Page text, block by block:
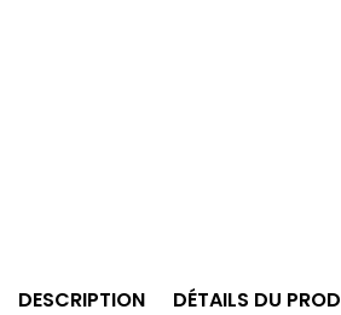
DESCRIPTION DÉTAILS DU